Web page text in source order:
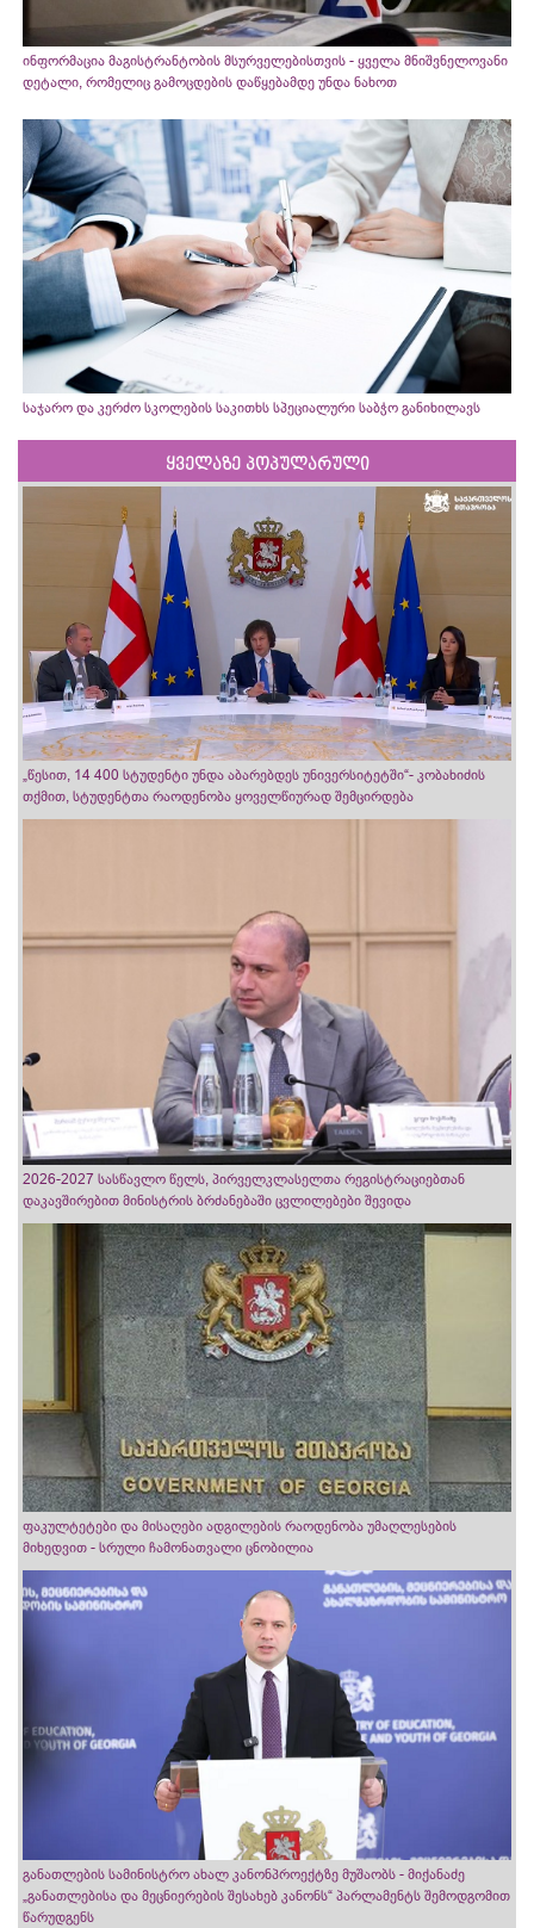
ინფორმაცია მაგისტრანტობის მსურველებისთვის - ყველა მნიშვნელოვანი
დეტალი, რომელიც გამოცდების დაწყებამდე უნდა ნახოთ
საჯარო და კერძო სკოლების საკითხს სპეციალური საბჭო განიხილავს
ყველაზე პოპულარული
„წესით, 14 400 სტუდენტი უნდა აბარებდეს უნივერსიტეტში“- კობახიძის
თქმით, სტუდენტთა რაოდენობა ყოველწიურად შემცირდება
2026-2027 სასწავლო წელს, პირველკლასელთა რეგისტრაციებთან
დაკავშირებით მინისტრის ბრძანებაში ცვლილებები შევიდა
ფაკულტეტები და მისაღები ადგილების რაოდენობა უმაღლესების
მიხედვით - სრული ჩამონათვალი ცნობილია
განათლების სამინისტრო ახალ კანონპროექტზე მუშაობს - მიქანაძე
„განათლებისა და მეცნიერების შესახებ კანონს“ პარლამენტს შემოდგომით
წარუდგენს